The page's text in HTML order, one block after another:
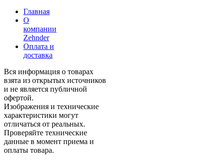
Главная
О
компании
Zehnder
Оплата и
доставка
Вся информация о товарах
взята из открытых источников
и не является публичной
офертой.
Изображения и технические
характеристики могут
отличаться от реальных.
Проверяйте технические
данные в момент приема и
оплаты товара.